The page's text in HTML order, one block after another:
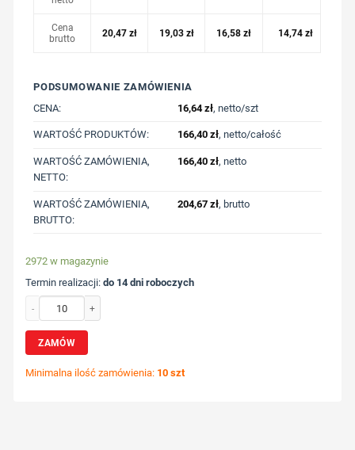
Cena
brutto
20,47 zł 19,03 zł 16,58zł 14,74zł
PODSUMOWANIE ZAMÓWIENIA
CENA:
16,64zł, netto/szt
WARTOŚĆ PRODUKTÓW: 166,40 zł, netto/całość
WARTOŚĆ ZAMÓWIENIA,
NETTO:
166,40 zł, netto
WARTOŚĆ ZAMÓWIENIA,
BRUTTO:
204,67 zł, brutto
2972 w magazynie
Termin realizacji:do 14 dni roboczych
ZAMÓW
Minimalna ilość zamówienia: 10 szt